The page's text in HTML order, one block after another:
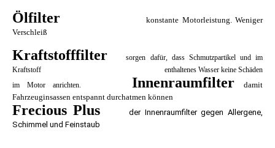
Ölfilterkonstante Motorleistung. Weniger
Verschleiß
Kraftstofffiltersorgen dafür, dass Schmutzpartikel und im
Kraftstoff enthaltenes Wasser keine Schäden
im Motor anrichten.Innenraumfilter
damit
Fahrzeuginsassen entspannt durchatmen können
Frecious Plus der Innenraumfilter gegenAllergene,
Schimmel und Feinstaub